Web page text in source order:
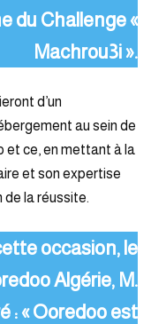
du Challenge «
Machrou3i ».
d’un
au sein de
et ce, en mettant à la
et son expertise
de la réussite.
occasion, le
Algérie, M.
: « Ooredoo est